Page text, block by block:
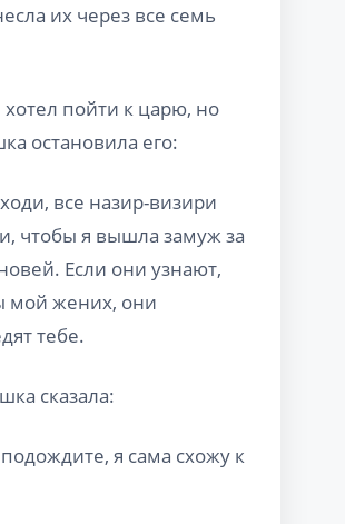
их через все семь
хотел пойти к царю, но
остановила его:
все назир-визири
чтобы я вышла замуж за
Если они узнают,
мой жених, они
тебе.
сказала:
я сама схожу к